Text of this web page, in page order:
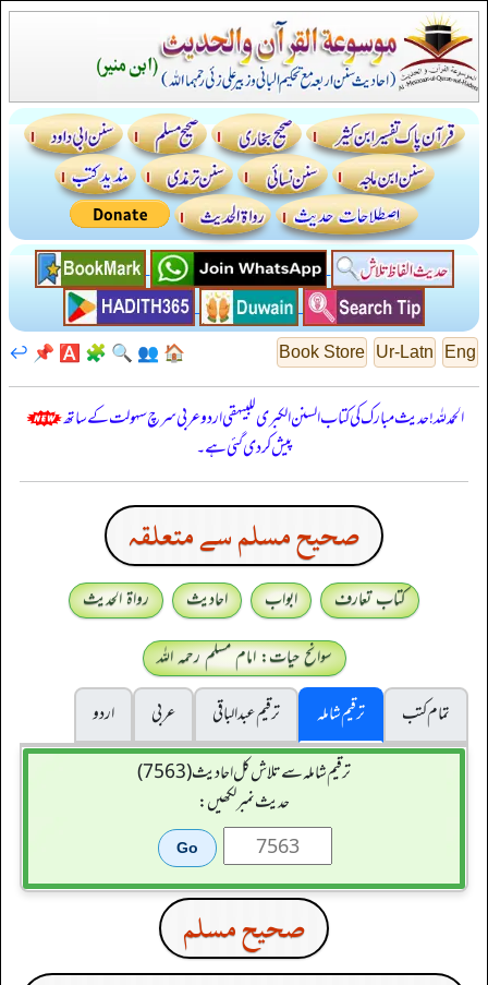
Eng
Ur-Latn
Book Store
🏠
👥
🔍
🧩
🅰️
📌
↩️
الحمدللہ! حدیث مبارک کی کتاب السنن الكبرى للبيهقي اردو عربی سرچ سہولت کے ساتھ
پیش کر دی گئی ہے۔
صحيح مسلم سے متعلقہ
کتاب تعارف ابواب احادیث
رواۃ الحدیث
سوانح حیات: امام مسلم رحمہ اللہ
تمام کتب
ترقیم شاملہ ترقيم عبدالباقی عربی
اردو
ترقیم شاملہ سے تلاش کل احادیث (7563)
حدیث نمبر لکھیں:
صحيح مسلم